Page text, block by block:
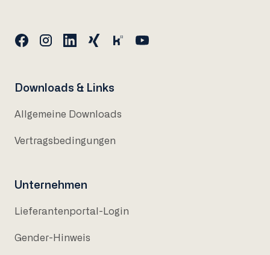
Downloads & Links
Allgemeine Downloads
Vertragsbedingungen
Unternehmen
Lieferantenportal-Login
Gender-Hinweis